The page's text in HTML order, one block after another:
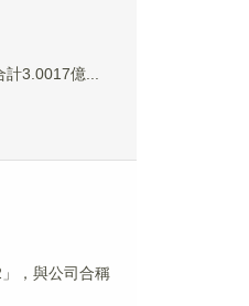
3.0017億...
，與公司合稱